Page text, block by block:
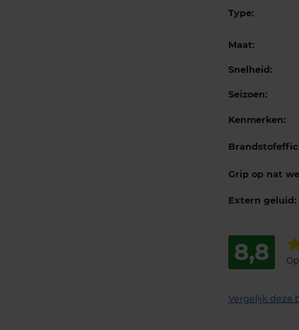
Type:
Maat:
Snelheid:
Seizoen:
Kenmerken:
Grip op nat
Extern geluid:
8,8
Vergelijk deze